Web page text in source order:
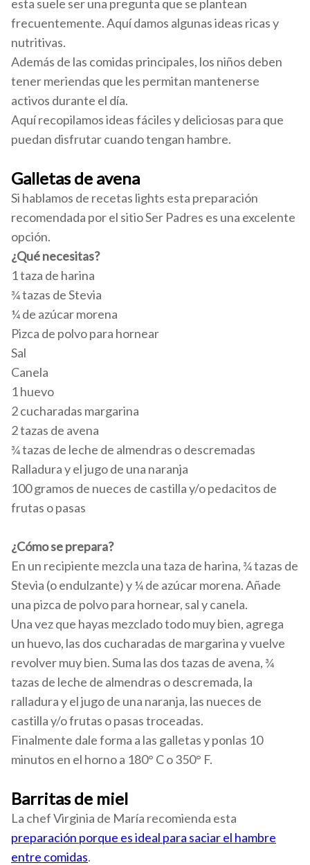
esta suele ser una pregunta que se plantean
frecuentemente. Aquí damos algunas ideas ricas y
nutritivas.
Además de las comidas principales, los niños deben
tener meriendas que les permitan mantenerse
activos durante el día.
Aquí recopilamos ideas fáciles y deliciosas para que
puedan disfrutar cuando tengan hambre.
Galletas de avena
Si hablamos de recetas lights esta preparación
recomendada por el sitio Ser Padres es una excelente
opción.
¿Qué necesitas?
1 taza de harina
¾ tazas de Stevia
¼ de azúcar morena
Pizca de polvo para hornear
Sal
Canela
1 huevo
2 cucharadas margarina
2 tazas de avena
¾ tazas de leche de almendras o descremadas
Ralladura y el jugo de una naranja
100 gramos de nueces de castilla y/o pedacitos de
frutas o pasas
¿Cómo se prepara?
En un recipiente mezcla una taza de harina, ¾ tazas de
Stevia (o endulzante) y ¼ de azúcar morena. Añade
una pizca de polvo para hornear, sal y canela.
Una vez que hayas mezclado todo muy bien, agrega
un huevo, las dos cucharadas de margarina y vuelve
revolver muy bien. Suma las dos tazas de avena, ¾
tazas de leche de almendras o descremada, la
ralladura y el jugo de una naranja, las nueces de
castilla y/o frutas o pasas troceadas.
Finalmente dale forma a las galletas y ponlas 10
minutos en el horno a 180° C o 350° F.
Barritas de miel
La chef Virginia de María recomienda esta
preparación porque es ideal para saciar el hambre
entre comidas.